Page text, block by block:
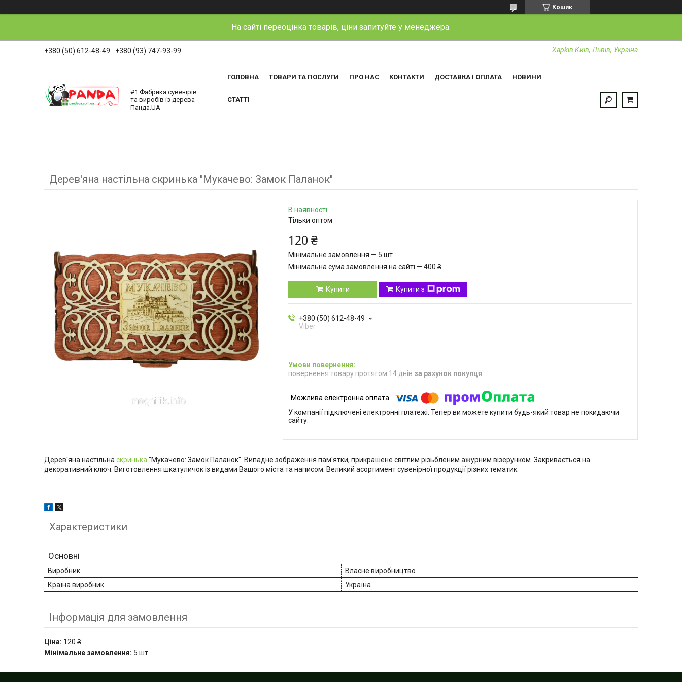
Кошик
На сайті переоцінка товарів, ціни запитуйте у менеджера.
+380 (50) 612-48-49 +380 (93) 747-93-99 Харkiв Київ, Львів, Україна
#1 Фабрика сувенірів
та виробів із дерева
Панда.UA
ГОЛОВНА ТОВАРИ ТА ПОСЛУГИ ПРО НАС КОНТАКТИ ДОСТАВКА І ОПЛАТА НОВИНИ
СТАТТІ
Дерев'яна настільна скринька "Мукачево: Замок Паланок"
В наявності
Тільки оптом
120 ₴
Мінімальне замовлення — 5 шт.
Мінімальна сума замовлення на сайті — 400 ₴
Купити Купити з
+380 (50) 612-48-49
Viber
повернення товару протягом 14 днів за рахунок покупця
У компанії підключені електронні платежі. Тепер ви можете купити будь-який товар не покидаючи
сайту.
Дерев'яна настільнаскринька"Мукачево: Замок Паланок". Випадне зображення пам'ятки, прикрашене світлим різьбленим ажурним візерунком. Закривається на
декоративний ключ. Виготовлення шкатуличок із видами Вашого міста та написом. Великий асортимент сувенірної продукції різних тематик.
Характеристики
Основні
Виробник
Власне виробництво
Країна виробник
Україна
Інформація для замовлення
Ціна: 120 ₴
Мінімальне замовлення: 5 шт.